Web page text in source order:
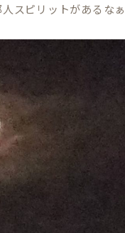
スピリットがあるな